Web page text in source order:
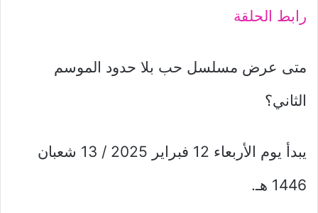
رابط الحلقة
متى عرض مسلسل حب بلا حدود الموسم
الثاني؟
يبدأ يوم الأربعاء 12 فبراير 2025 / 13 شعبان
1446 هـ.